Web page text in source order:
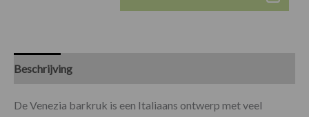
Beschrijving
De Venezia barkruk is een Italiaans ontwerp met veel